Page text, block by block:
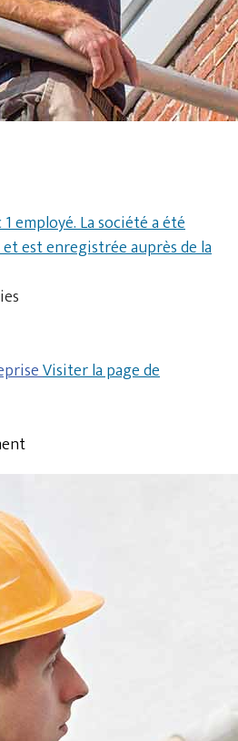
employé. La société a été
est enregistrée auprès de la
Visiter la page de